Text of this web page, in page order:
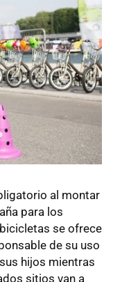
al montar
para los
se ofrece
de su uso
hijos mientras
sitios van a